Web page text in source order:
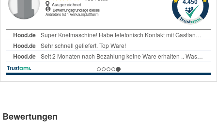
Bewertungen